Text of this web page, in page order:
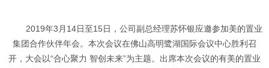
2019年3月14日至15日，公司副总经理苏怀银应邀参加美的置业
集团合作伙伴年会。本次会议在佛山高明鹭湖国际会议中心胜利召
开，大会以“合心聚力 智创未来”为主题。出席本次会议的有美的置业